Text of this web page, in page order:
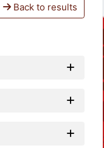
Back to results